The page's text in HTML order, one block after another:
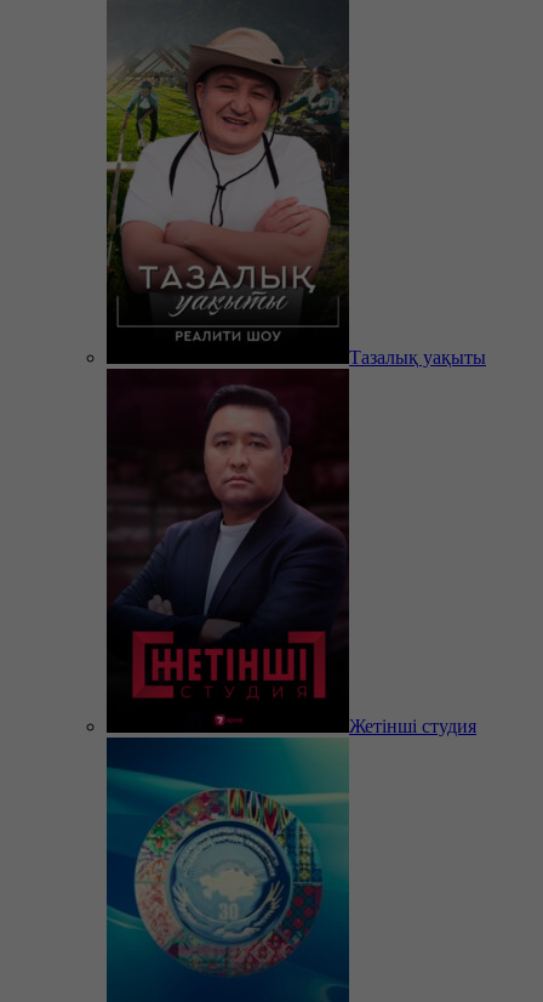
Тазалық уақыты
Жетінші студия